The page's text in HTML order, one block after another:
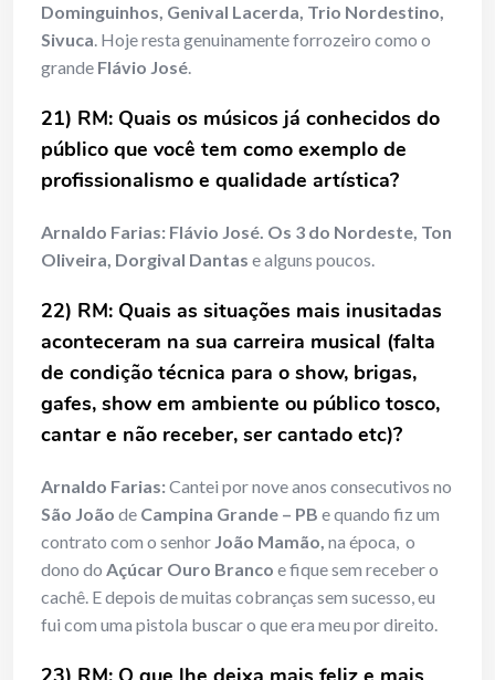
Dominguinhos, Genival Lacerda, Trio Nordestino,
Sivuca. Hoje resta genuinamente forrozeiro como o
grande Flávio José.
21) RM: Quais os músicos já conhecidos do
público que você tem como exemplo de
profissionalismo e qualidade artística?
Arnaldo Farias: Flávio José. Os 3 do Nordeste, Ton
Oliveira, Dorgival Dantas e alguns poucos.
22) RM: Quais as situações mais inusitadas
aconteceram na sua carreira musical (falta
de condição técnica para o show, brigas,
gafes, show em ambiente ou público tosco,
cantar e não receber, ser cantado etc)?
Arnaldo Farias:Cantei por nove anos consecutivos no
São João de Campina Grande – PB e quando fiz um
contrato com o senhor João Mamão, na época, o
dono do Açúcar Ouro Branco e fique sem receber o
cachê. E depois de muitas cobranças sem sucesso, eu
fui com uma pistola buscar o que era meu por direito.